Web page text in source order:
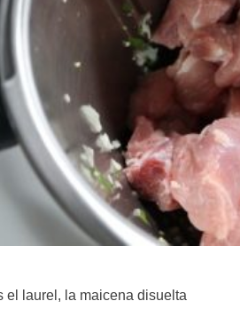
el laurel, la maicena disuelta